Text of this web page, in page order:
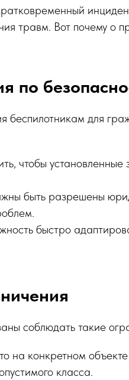
травм. Вот почему о
по
беспилотникам для
чтобы
быть разрешены
быстро
соблюдать такие
на конкретном
класса.